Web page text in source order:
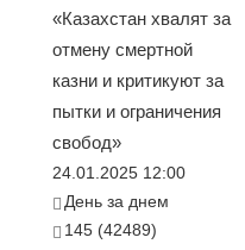
«Казахстан хвалят за
отмену смертной
казни и критикуют за
пытки и ограничения
свобод»
24.01.2025 12:00
День за днем
145 (42489)